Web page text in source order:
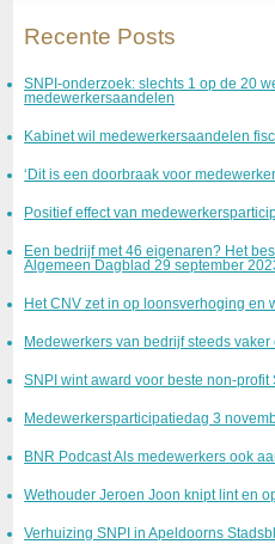
Recente Posts
SNPI-onderzoek: slechts 1 op de 20
medewerkersaandelen
Kabinet wil medewerkersaandelen
‘Dit is een doorbraak voor
Positief effect van
Een bedrijf met 46 eigenaren? Het
Algemeen Dagblad 29 september
Het CNV zet in op loonsverhoging en
Medewerkers van bedrijf steeds
SNPI wint award voor beste non-
Medewerkersparticipatiedag 3
BNR Podcast Als medewerkers ook
Wethouder Jeroen Joon knipt lint en
Verhuizing SNPI in Apeldoorns